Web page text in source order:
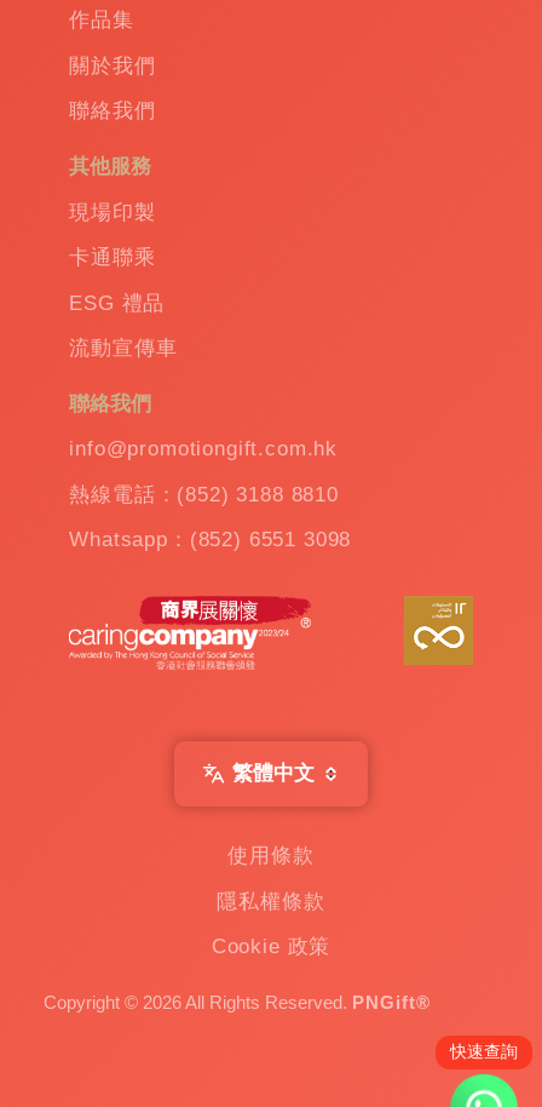
作品集
關於我們
聯絡我們
其他服務
現場印製
卡通聯乘
ESG 禮品
流動宣傳車
聯絡我們
info@promotiongift.com.hk
熱線電話：(852) 3188 8810
Whatsapp：(852) 6551 3098
繁體中文
使用條款
隱私權條款
Cookie 政策
Copyright © 2026 All Rights Reserved. PNGift®
快速查詢